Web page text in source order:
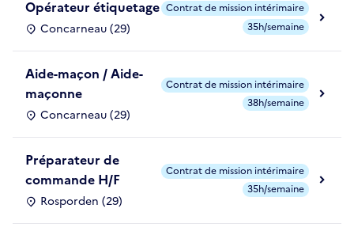
Opérateur étiquetage
Concarneau (29)
Contrat de mission intérimaire
35h/semaine
Aide-maçon / Aide-
maçonne
Concarneau (29)
Contrat de mission intérimaire
38h/semaine
Préparateur de
commande H/F
Rosporden (29)
Contrat de mission intérimaire
35h/semaine